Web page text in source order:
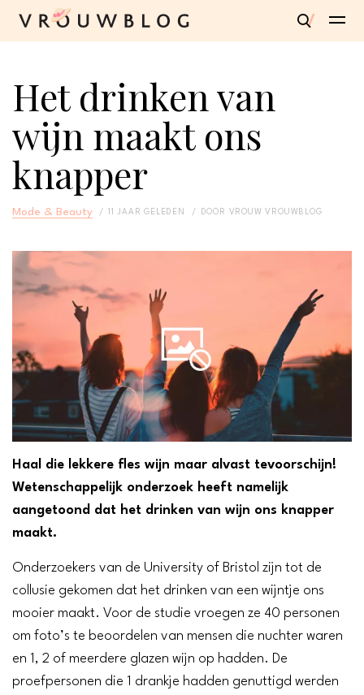
Het drinken van
wijn maakt ons
knapper
Mode & Beauty 11 JAAR GELEDEN DOOR VROUW VROUWBLOG
Haal die lekkere fles wijn maar alvast tevoorschijn!
Wetenschappelijk onderzoek heeft namelijk
aangetoond dat het drinken van wijn ons knapper
maakt.
Onderzoekers van de University of Bristol zijn tot de
collusie gekomen dat het drinken van een wijntje ons
mooier maakt. Voor de studie vroegen ze 40 personen
om foto’s te beoordelen van mensen die nuchter waren
en 1, 2 of meerdere glazen wijn op hadden. De
proefpersonen die 1 drankje hadden genuttigd werden